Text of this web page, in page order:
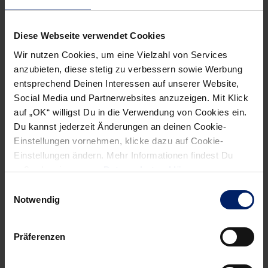
Diese Webseite verwendet Cookies
Wir nutzen Cookies, um eine Vielzahl von Services
anzubieten, diese stetig zu verbessern sowie Werbung
entsprechend Deinen Interessen auf unserer Website,
Social Media und Partnerwebsites anzuzeigen. Mit Klick
auf „OK“ willigst Du in die Verwendung von Cookies ein.
Du kannst jederzeit Änderungen an deinen Cookie-
Einstellungen vornehmen, klicke dazu auf Cookie-
Einstellungen ändern. Mehr Informationen findest Du
außerdem in unsererDatenschutzerklärung.
Notwendig
Präferenzen
NEWSLETTER
informiert werden willst, kannst du den Rhein-Neckar Löwen
Newsletterhier abonnieren